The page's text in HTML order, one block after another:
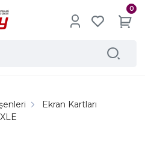
0
Ekran Kartları